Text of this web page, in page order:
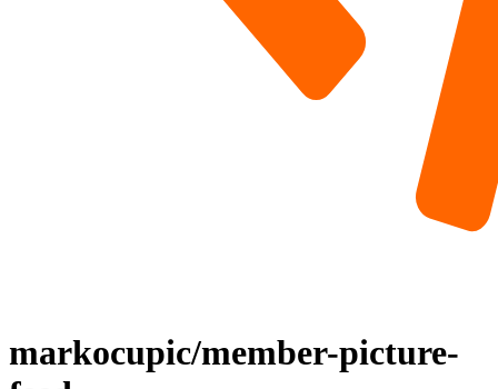
markocupic/member-picture-